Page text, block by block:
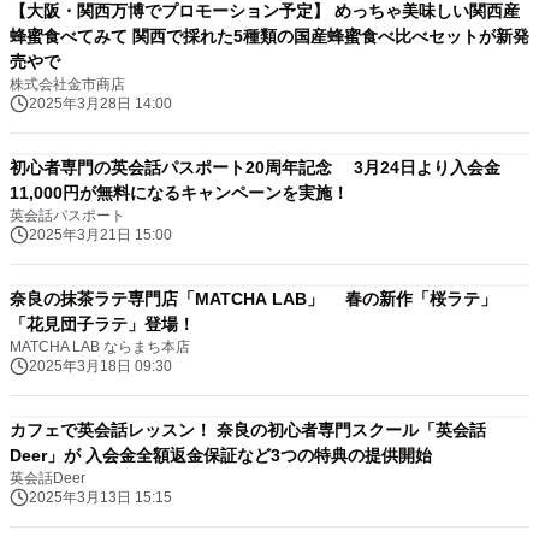
【大阪・関西万博でプロモーション予定】 めっちゃ美味しい関西産
蜂蜜食べてみて 関西で採れた5種類の国産蜂蜜食べ比べセットが新発
売やで
株式会社金市商店
2025年3月28日 14:00
初心者専門の英会話パスポート20周年記念 3月24日より入会金
11,000円が無料になるキャンペーンを実施！
英会話パスポート
2025年3月21日 15:00
奈良の抹茶ラテ専門店「MATCHA LAB」 春の新作「桜ラテ」
「花見団子ラテ」登場！
MATCHA LAB ならまち本店
2025年3月18日 09:30
カフェで英会話レッスン！ 奈良の初心者専門スクール「英会話
Deer」が 入会金全額返金保証など3つの特典の提供開始
英会話Deer
2025年3月13日 15:15